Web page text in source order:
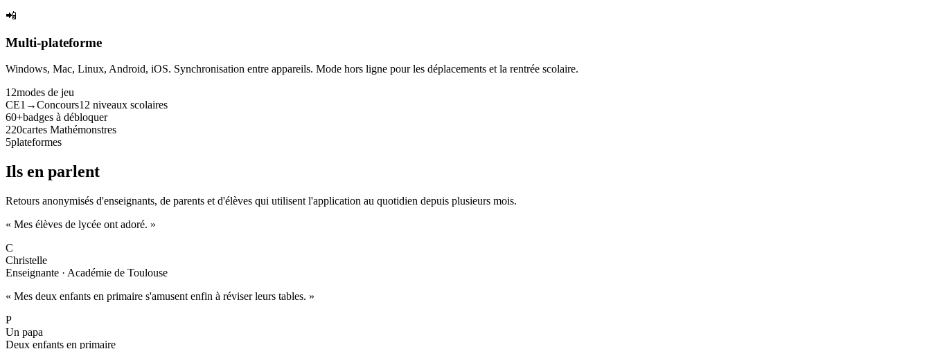
📲
Multi-plateforme
Windows, Mac, Linux, Android, iOS. Synchronisation entre appareils. Mode hors ligne pour les déplacements et la rentrée scolaire.
12modes de jeu
CE1→Concours12 niveaux scolaires
60+badges à débloquer
220cartes Mathémonstres
5plateformes
Ils en parlent
Retours anonymisés d'enseignants, de parents et d'élèves qui utilisent l'application au quotidien depuis plusieurs mois.
« Mes élèves de lycée ont adoré. »
C
Christelle
Enseignante · Académie de Toulouse
« Mes deux enfants en primaire s'amusent enfin à réviser leurs tables. »
P
Un papa
Deux enfants en primaire